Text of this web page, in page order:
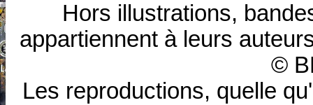
Hors illustrations,
appartiennent à leurs
©
Les reproductions, quelle